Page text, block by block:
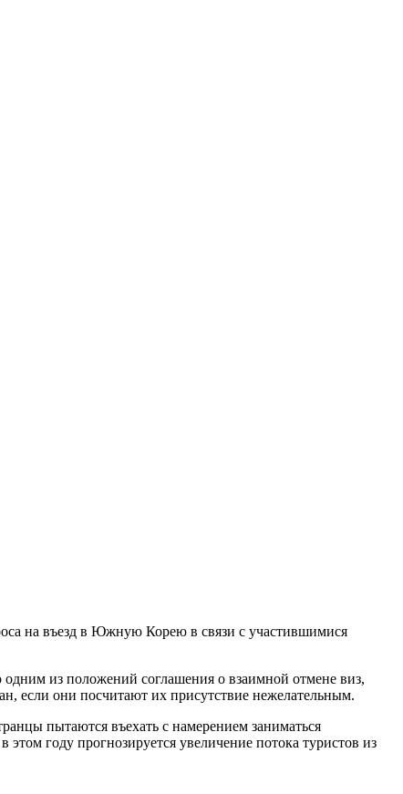
на въезд в Южную Корею в связи с участившимися
из положений соглашения о взаимной отмене виз,
если они посчитают их присутствие нежелательным.
пытаются въехать с намерением заниматься
году прогнозируется увеличение потока туристов из